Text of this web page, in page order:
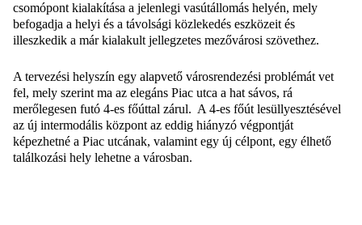
csomópont kialakítása a jelenlegi vasútállomás helyén, mely
befogadja a helyi és a távolsági közlekedés eszközeit és
illeszkedik a már kialakult jellegzetes mezővárosi szövethez.
A tervezési helyszín egy alapvető városrendezési problémát vet
fel, mely szerint ma az elegáns Piac utca a hat sávos, rá
merőlegesen futó 4-es főúttal zárul. A 4-es főút lesüllyesztésével
az új intermodális központ az eddig hiányzó végpontját
képezhetné a Piac utcának, valamint egy új célpont, egy élhető
találkozási hely lehetne a városban.